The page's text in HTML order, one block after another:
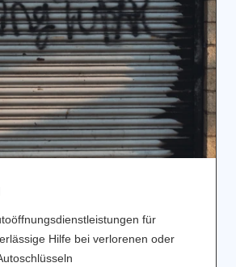
für
Hilfe bei verlorenen oder